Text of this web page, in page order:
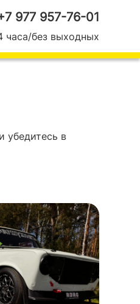
977 957-76-01
часа/без выходных
убедитесь в